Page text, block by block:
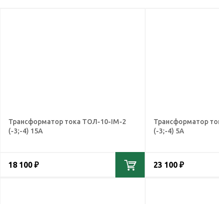
Трансформатор тока ТОЛ-10-IМ-2
(-3;-4) 15А
18 100 ₽
Трансформатор
(-3;-4) 5А
23 100 ₽